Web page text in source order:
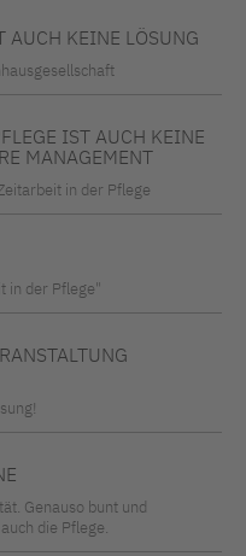
AUCH KEINE LÖSUNG
IST AUCH KEINE
MANAGEMENT
in der Pflege
in der Pflege"
Genauso bunt und
die Pflege.